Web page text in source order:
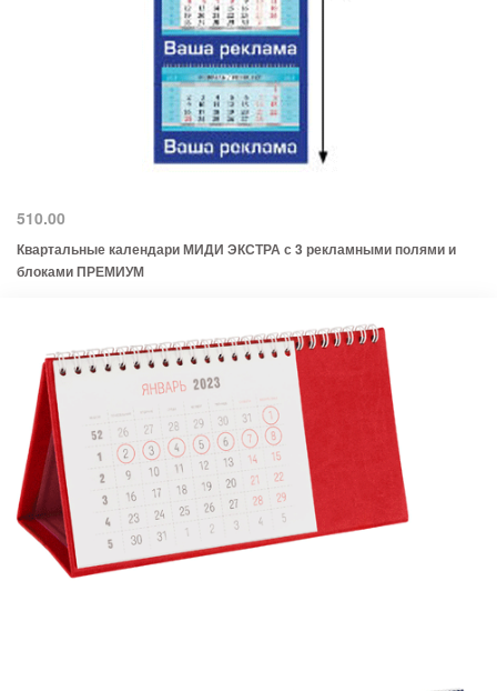
510.00
Квартальные календари МИДИ ЭКСТРА с 3 рекламными полями и
блоками ПРЕМИУМ